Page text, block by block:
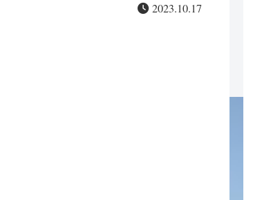
2023.10.17